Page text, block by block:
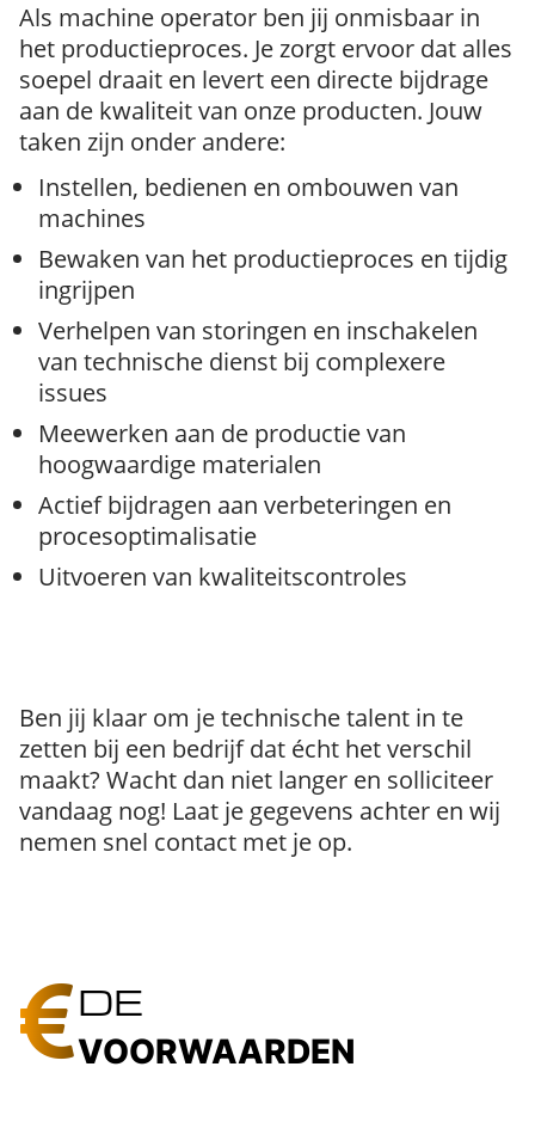
Als machine operator ben jij onmisbaar in
het productieproces. Je zorgt ervoor dat alles
soepel draait en levert een directe bijdrage
aan de kwaliteit van onze producten. Jouw
taken zijn onder andere:
Instellen, bedienen en ombouwen van
machines
Bewaken van het productieproces en tijdig
ingrijpen
Verhelpen van storingen en inschakelen
van technische dienst bij complexere
issues
Meewerken aan de productie van
hoogwaardige materialen
Actief bijdragen aan verbeteringen en
procesoptimalisatie
Uitvoeren van kwaliteitscontroles
Ben jij klaar om je technische talent in te
zetten bij een bedrijf dat écht het verschil
maakt? Wacht dan niet langer en solliciteer
vandaag nog! Laat je gegevens achter en wij
nemen snel contact met je op.
DE
VOORWAARDEN